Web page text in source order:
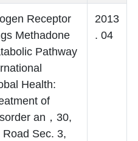
Receptor
Methadone
Pathway
Health:
of
an，30,
Sec. 3,
2013
. 04